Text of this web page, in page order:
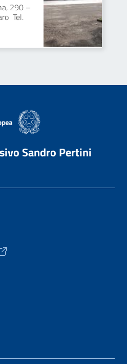
290 –
Tel.
Sandro Pertini